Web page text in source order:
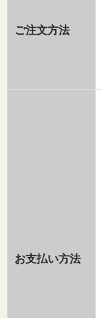
ご注文方法
お支払い方法